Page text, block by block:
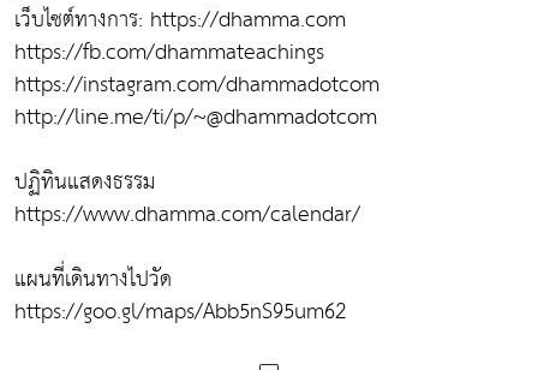
เว็บไซต์ทางการ: https://dhamma.com
https://fb.com/dhammateachings
https://instagram.com/dhammadotcom
http://line.me/ti/p/~@dhammadotcom
ปฏิทินแสดงธรรม
https://www.dhamma.com/calendar/
แผนที่เดินทางไปวัด
https://goo.gl/maps/Abb5nS95um62